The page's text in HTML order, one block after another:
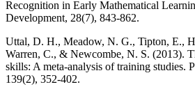
Recognition in Early Mathematical
Development, 28(7), 843-862.
Uttal, D. H., Meadow, N. G., Tipton, E.,
Warren, C., & Newcombe, N. S. (2013).
skills: A meta-analysis of training studies.
139(2), 352-402.